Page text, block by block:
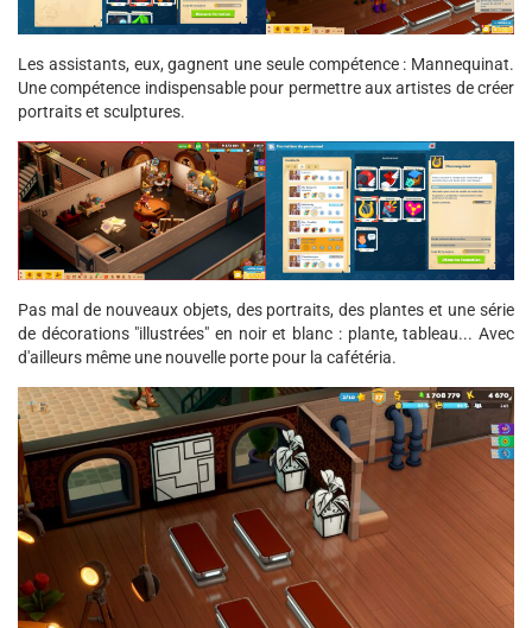
Les assistants, eux, gagnent une seule compétence : Mannequinat.
Une compétence indispensable pour permettre aux artistes de créer
portraits et sculptures.
Pas mal de nouveaux objets, des portraits, des plantes et une série
de décorations "illustrées" en noir et blanc : plante, tableau... Avec
d'ailleurs même une nouvelle porte pour la cafétéria.